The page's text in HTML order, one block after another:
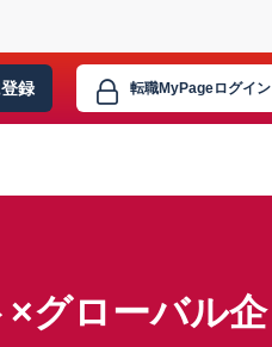
登録 転職MyPageログイン
×グローバル企